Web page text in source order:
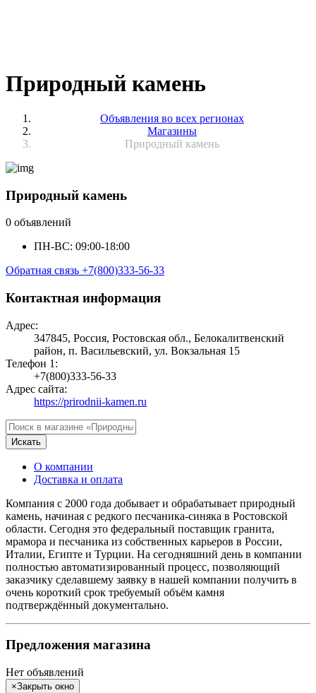
Природный камень
Объявления во всех регионах
Магазины
Природный камень
Природный камень
0 объявлений
ПН-ВС: 09:00-18:00
Обратная связь +7(800)333-56-33
Контактная информация
Адрес:
347845, Россия, Ростовская обл., Белокалитвенский
район, п. Васильевский, ул. Вокзальная 15
Телефон 1:
+7(800)333-56-33
Адрес сайта:
https://prirodnii-kamen.ru
Искать
О компании
Доставка и оплата
Компания с 2000 года добывает и обрабатывает природный
камень, начиная с редкого песчаника-синяка в Ростовской
области. Сегодня это федеральный поставщик гранита,
мрамора и песчаника из собственных карьеров в России,
Италии, Египте и Турции. На сегодняшний день в компании
полностью автоматизированный процесс, позволяющий
заказчику сделавшему заявку в нашей компании получить в
очень короткий срок требуемый объём камня
подтверждённый документально.
Предложения магазина
Нет объявлений
×Закрыть окно